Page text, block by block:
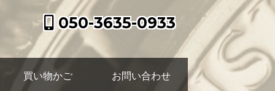
050-3635-0933
買い物かご お問い合わせ